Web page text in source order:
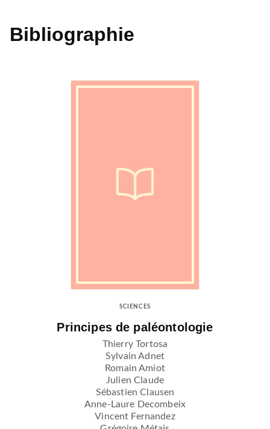
Bibliographie
SCIENCES
Principes de paléontologie
Thierry Tortosa
Sylvain Adnet
Romain Amiot
Julien Claude
Sébastien Clausen
Anne-Laure Decombeix
Vincent Fernandez